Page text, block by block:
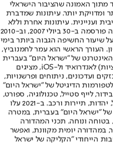
מתוך האמונה שהציבור הישראלי
ומדויקת יותר. עיתונות שמדברת
ועניינית. עיתונות אחרת וללא
תשלום. המהדורה המודפסת הראשונה פורסמה ב-30 ביולי 2007, וב-2010
שיעור החשיפה הגבוה ביותר בימי
העורך הראשי הוא עמר לחמנוביץ,
של "ישראל היום" בעברית
ובאנגלית, כמו כן היישומונים (אפליקציות) לאנדרואיד ול-iOS, מציגים
ועדכונים, ניתוחים ופרשנויות,
הדיגיטל של "ישראל היום"
לייף סטייל, טכנולוגיה, ספורט,
כלכלה וצרכנות, בריאות, חיילים, אוכל, יהדות, תיירות ורכב. ב-2021 עלו
"ישראל היום" בעברית, במטרה
בטוחה ונוחה. תכני המהדורה
במהדורה יומית מקוונת, ואפשר
הייחודי "הקליקה של ישראל